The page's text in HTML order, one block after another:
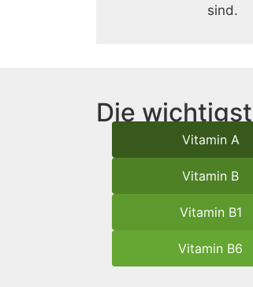
sind.
Die
Vitamin A
Vitamin B
Vitamin B1
Vitamin B6